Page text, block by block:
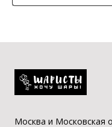
Москва и Московская